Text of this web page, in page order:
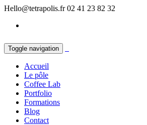
Hello@tetrapolis.fr 02 41 23 82 32
Toggle navigation
Accueil
Le pôle
Coffee Lab
Portfolio
Formations
Blog
Contact